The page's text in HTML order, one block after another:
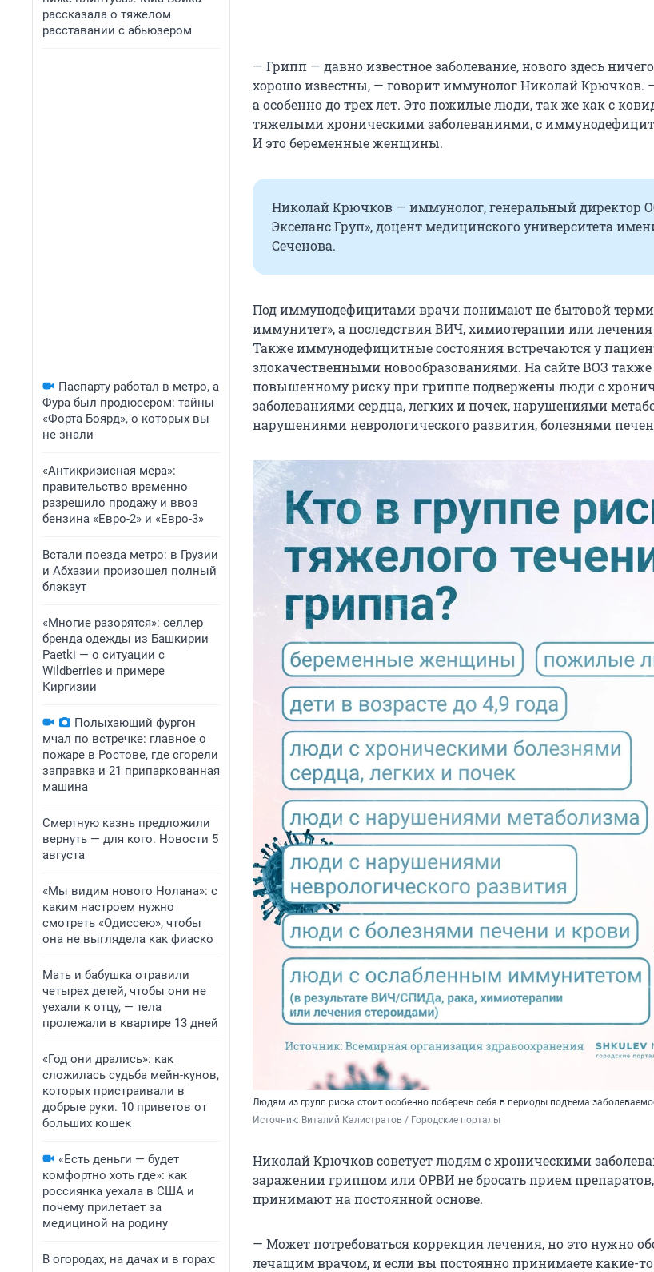
рассказала о тяжелом
расставании с абьюзером
Паспарту работал в метро, а
Фура был продюсером: тайны
«Форта Боярд», о которых вы
не знали
«Антикризисная мера»:
правительство временно
разрешило продажу и ввоз
бензина «Евро-2» и «Евро-3»
Встали поезда метро: в Грузии
и Абхазии произошел полный
блэкаут
«Многие разорятся»: селлер
бренда одежды из Башкирии
Paetki — о ситуации с
Wildberries и примере
Киргизии
Полыхающий фургон
мчал по встречке: главное о
пожаре в Ростове, где сгорели
заправка и 21 припаркованная
машина
Смертную казнь предложили
вернуть — для кого. Новости 5
августа
«Мы видим нового Нолана»: с
каким настроем нужно
смотреть «Одиссею», чтобы
она не выглядела как фиаско
Мать и бабушка отравили
четырех детей, чтобы они не
уехали к отцу, — тела
пролежали в квартире 13 дней
«Год они дрались»: как
сложилась судьба мейн-кунов,
которых пристраивали в
добрые руки. 10 приветов от
больших кошек
«Есть деньги — будет
комфортно хоть где»: как
россиянка уехала в США и
почему прилетает за
медициной на родину
В огородах, на дачах и в горах:
— Грипп — давно известное заболевание, нового здесь
хорошо известны, — говорит иммунолог Николай Крючков.
а особенно до трех лет. Это пожилые люди, так же как с
тяжелыми хроническими заболеваниями, с
И это беременные женщины.
Николай Крючков — иммунолог, генеральный директор
Экселанс Груп», доцент медицинского университета
Сеченова.
Под иммунодефицитами врачи понимают не бытовой
иммунитет», а последствия ВИЧ, химиотерапии или
Также иммунодефицитные состояния встречаются у
злокачественными новообразованиями. На сайте ВОЗ также
повышенному риску при гриппе подвержены люди с
заболеваниями сердца, легких и почек, нарушениями
нарушениями неврологического развития, болезнями
Людям из групп риска стоит особенно поберечь себя в периоды подъема
Источник: Виталий Калистратов / Городские порталы
Николай Крючков советует людям с хроническими
заражении гриппом или ОРВИ не бросать прием
принимают на постоянной основе.
— Может потребоваться коррекция лечения, но это нужно
лечащим врачом, и если вы постоянно принимаете какие-то